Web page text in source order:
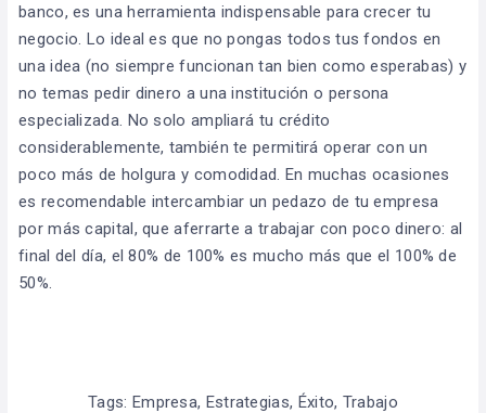
banco, es una herramienta indispensable para crecer tu
negocio. Lo ideal es que no pongas todos tus fondos en
una idea (no siempre funcionan tan bien como esperabas) y
no temas pedir dinero a una institución o persona
especializada. No solo ampliará tu crédito
considerablemente, también te permitirá operar con un
poco más de holgura y comodidad. En muchas ocasiones
es recomendable intercambiar un pedazo de tu empresa
por más capital, que aferrarte a trabajar con poco dinero: al
final del día, el 80% de 100% es mucho más que el 100% de
50%.
Tags: Empresa, Estrategias, Éxito, Trabajo